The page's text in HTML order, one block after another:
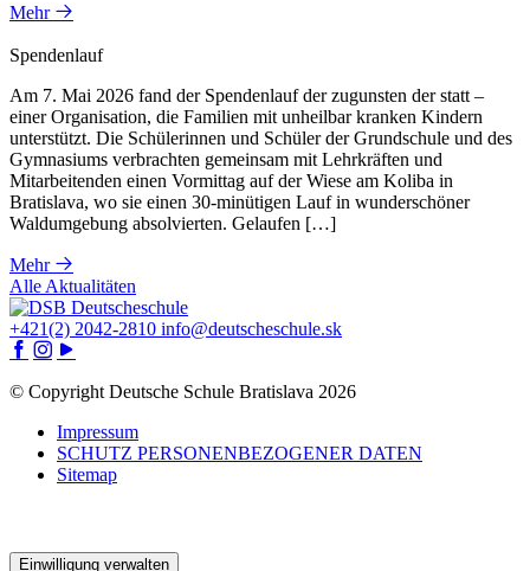
Mehr
Spendenlauf
Am 7. Mai 2026 fand der Spendenlauf der zugunsten der statt –
einer Organisation, die Familien mit unheilbar kranken Kindern
unterstützt. Die Schülerinnen und Schüler der Grundschule und des
Gymnasiums verbrachten gemeinsam mit Lehrkräften und
Mitarbeitenden einen Vormittag auf der Wiese am Koliba in
Bratislava, wo sie einen 30-minütigen Lauf in wunderschöner
Waldumgebung absolvierten. Gelaufen […]
Mehr
Alle Aktualitäten
+421(2) 2042-2810 info@deutscheschule.sk
© Copyright Deutsche Schule Bratislava 2026
Impressum
SCHUTZ PERSONENBEZOGENER DATEN
Sitemap
Einwilligung verwalten